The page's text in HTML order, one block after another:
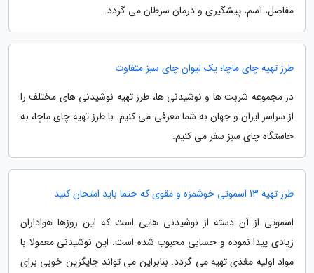
مفاصل، آسم، پیشگیری و درمان سرطان می گردد.
طرز تهیه چای ماچا؛ یک لیوان چای سبز متفاوت
در مجموعه شربت ها و نوشیدنی ها، طرز تهیه نوشیدنی های مختلف را
از سراسر ایران و جهان به شما معرفی می کنیم. با طرز تهیه چای ماچا، به
خاستگاه چای سبز سفر می کنیم.
طرز تهیه 13 اسموتی خوشمزه و مقوی که حتما باید امتحان کنید
اسموتی از آن دسته از نوشیدنی هایی است که این روزها هواداران
زیادی پیدا نموده و حسابی محبوب شده است. این نوشیدنی معمولا با
مواد اولیه مغذی تهیه می گردد. بنابراین می تواند جایگزین خوبی برای